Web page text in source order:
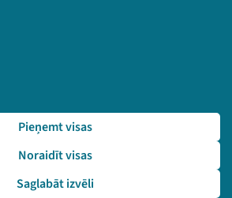
Saglabāt izvēli
Noraidīt visas
Pieņemt visas
informāciju!
lv/video-arhivs/2667?sp